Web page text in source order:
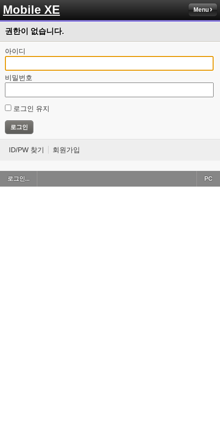
Mobile XE Menu
권한이 없습니다.
아이디
비밀번호
로그인 유지
ID/PW 찾기 회원가입
로그인... PC